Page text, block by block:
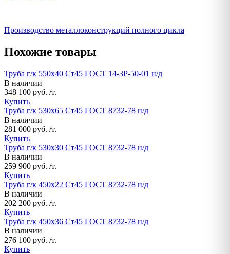
Производство металлоконструкций полного цикла
Похожие товары
Труба г/к 550х40 Ст45 ГОСТ 14-3Р-50-01 н/д
В наличии
348 100 руб. /т.
Купить
Труба г/к 530х65 Ст45 ГОСТ 8732-78 н/д
В наличии
281 000 руб. /т.
Купить
Труба г/к 530х30 Ст45 ГОСТ 8732-78 н/д
В наличии
259 900 руб. /т.
Купить
Труба г/к 450х22 Ст45 ГОСТ 8732-78 н/д
В наличии
202 200 руб. /т.
Купить
Труба г/к 450х36 Ст45 ГОСТ 8732-78 н/д
В наличии
276 100 руб. /т.
Купить